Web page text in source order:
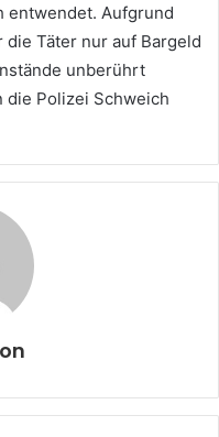
entwendet. Aufgrund
Täter nur auf Bargeld
unberührt
die Polizei Schweich